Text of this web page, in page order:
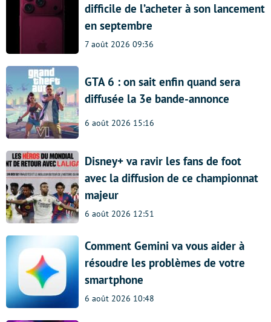
difficile de l’acheter à son lancement
en septembre
7 août 2026 09:36
GTA 6 : on sait enfin quand sera
diffusée la 3e bande-annonce
6 août 2026 15:16
Disney+ va ravir les fans de foot
avec la diffusion de ce championnat
majeur
6 août 2026 12:51
Comment Gemini va vous aider à
résoudre les problèmes de votre
smartphone
6 août 2026 10:48